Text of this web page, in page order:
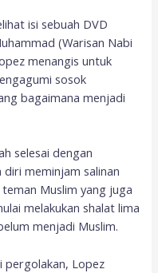
isi sebuah DVD
(Warisan Nabi
menangis untuk
sosok
bagaimana menjadi
selesai dengan
meminjam salinan
Muslim yang juga
melakukan shalat lima
menjadi Muslim.
pergolakan, Lopez